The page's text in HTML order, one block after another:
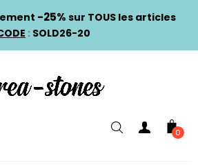
-25% sur TOUS les articles
: SOLD26-20
0